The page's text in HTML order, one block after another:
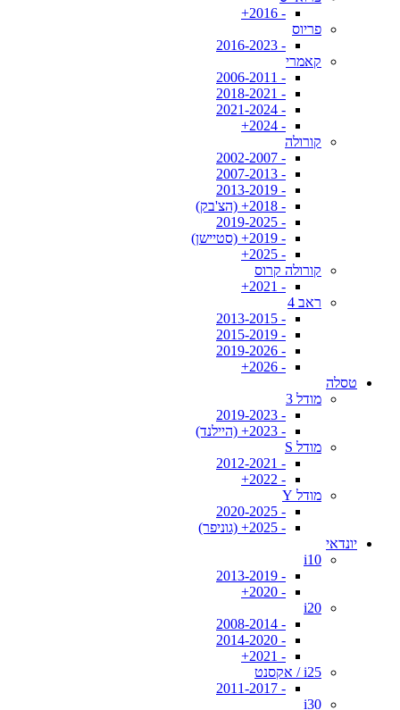
- 2016+
פריוס
- 2016-2023
קאמרי
- 2006-2011
- 2018-2021
- 2021-2024
- 2024+
קורולה
- 2002-2007
- 2007-2013
- 2013-2019
- 2018+ (הצ'בק)
- 2019-2025
- 2019+ (סטיישן)
- 2025+
קורולה קרוס
- 2021+
ראב 4
- 2013-2015
- 2015-2019
- 2019-2026
- 2026+
טסלה
מודל 3
- 2019-2023
- 2023+ (היילנד)
מודל S
- 2012-2021
- 2022+
מודל Y
- 2020-2025
- 2025+ (גוניפר)
יונדאי
i10
- 2013-2019
- 2020+
i20
- 2008-2014
- 2014-2020
- 2021+
i25 / אקסנט
- 2011-2017
i30